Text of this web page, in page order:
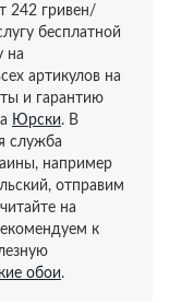
242 гривен/
бесплатной
на
артикулов на
и гарантию
Юрски. В
служба
например
отправим
на
к
обои.